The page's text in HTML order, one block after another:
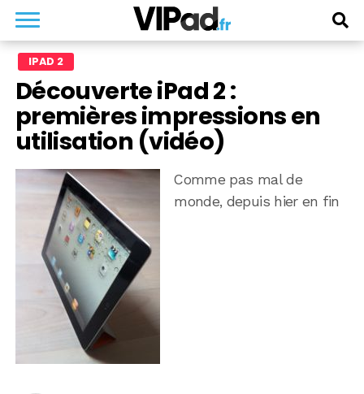
IPAD 2
Découverte iPad 2 :
premières impressions en
utilisation (vidéo)
Comme pas mal de
monde, depuis hier en fin